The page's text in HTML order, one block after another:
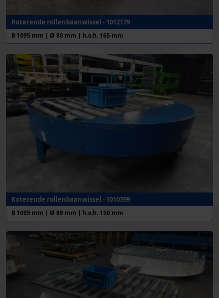
Roterende rollenbaanwissel - 1012179
B 1095 mm | Ø 80 mm | h.o.h. 165 mm
Roterende rollenbaanwissel - 1010399
B 1095 mm | Ø 89 mm | h.o.h. 150 mm